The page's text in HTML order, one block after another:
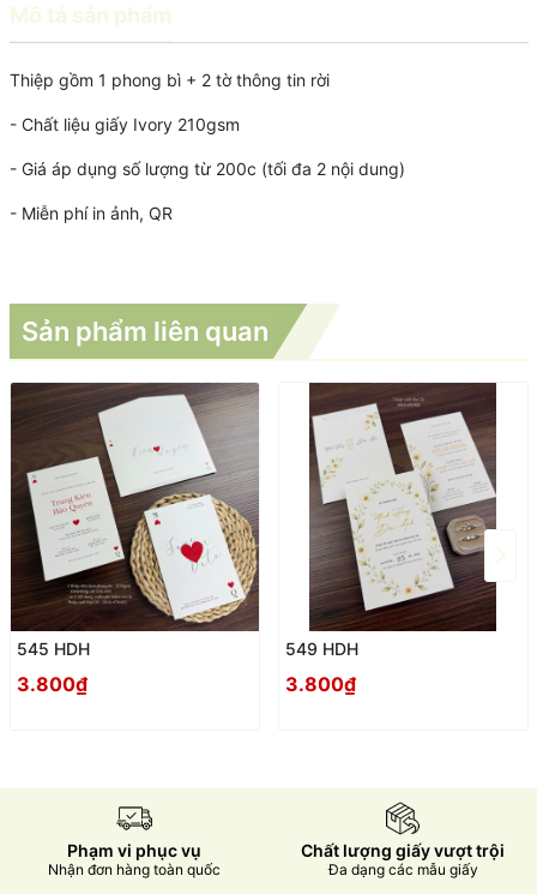
Mô tả sản phẩm
Thiệp gồm 1 phong bì + 2 tờ thông tin rời
- Chất liệu giấy Ivory 210gsm
- Giá áp dụng số lượng từ 200c (tối đa 2 nội dung)
- Miễn phí in ảnh, QR
Sản phẩm liên quan
545 HDH
3.800₫
549 HDH
3.800₫
Phạm vi phục vụ
Nhận đơn hàng toàn quốc
Chất lượng giấy vượt trội
Đa dạng các mẫu giấy